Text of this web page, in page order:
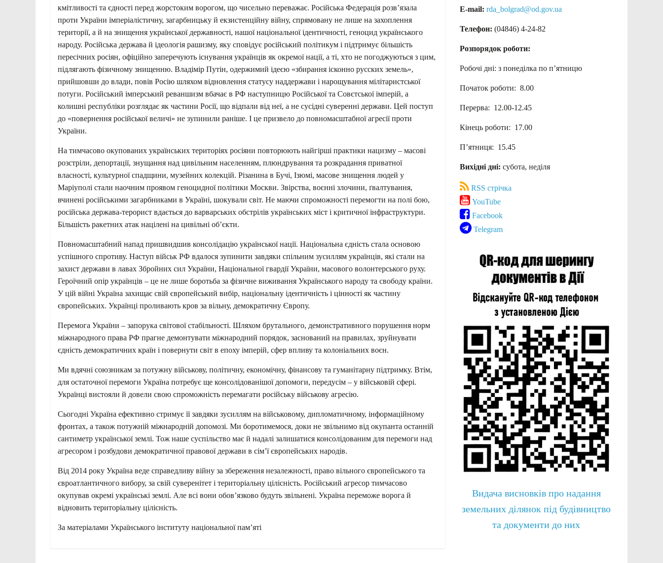
кмітливості та єдності перед жорстоким ворогом, що чисельно переважає. Російська Федерація розв’язала
проти України імперіалістичну, загарбницьку й екзистенційну війну, спрямовану не лише на захоплення
території, а й на знищення української державності, нашої національної ідентичності, геноцид українського
народу. Російська держава й ідеологія рашизму, яку сповідує російський політикум і підтримує більшість
пересічних росіян, офіційно заперечують існування українців як окремої нації, а ті, хто не погоджуються з цим,
підлягають фізичному знищенню. Владімір Путін, одержимий ідеєю «збирання ісконно русских земель»,
прийшовши до влади, повів Росію шляхом відновлення статусу наддержави і нарощування мілітаристської
потуги. Російський імперський реваншизм вбачає в РФ наступницю Російської та Совєтської імперій, а
колишні республіки розглядає як частини Росії, що відпали від неї, а не сусідні суверенні держави. Цей поступ
до «повернення російської величі» не зупинили раніше. І це призвело до повномасштабної агресії проти
України.
На тимчасово окупованих українських територіях росіяни повторюють найгірші практики нацизму – масові
розстріли, депортації, знущання над цивільним населенням, плюндрування та розкрадання приватної
власності, культурної спадщини, музейних колекцій. Різанина в Бучі, Ізюмі, масове знищення людей у
Маріуполі стали наочним проявом геноцидної політики Москви. Звірства, воєнні злочини, ґвалтування,
вчинені російськими загарбниками в Україні, шокували світ. Не маючи спроможності перемогти на полі бою,
російська держава-терорист вдається до варварських обстрілів українських міст і критичної інфраструктури.
Більшість ракетних атак націлені на цивільні об’єкти.
Повномасштабний напад пришвидшив консолідацію української нації. Національна єдність стала основою
успішного спротиву. Наступ військ РФ вдалося зупинити завдяки спільним зусиллям українців, які стали на
захист держави в лавах Збройних сил України, Національної гвардії України, масового волонтерського руху.
Героїчний опір українців – це не лише боротьба за фізичне виживання Українського народу та свободу країни.
У цій війні Україна захищає свій європейський вибір, національну ідентичність і цінності як частину
європейських. Українці проливають кров за вільну, демократичну Європу.
Перемога України – запорука світової стабільності. Шляхом брутального, демонстративного порушення норм
міжнародного права РФ прагне демонтувати міжнародний порядок, заснований на правилах, зруйнувати
єдність демократичних країн і повернути світ в епоху імперій, сфер впливу та колоніальних воєн.
Ми вдячні союзникам за потужну військову, політичну, економічну, фінансову та гуманітарну підтримку. Втім,
для остаточної перемоги Україна потребує ще консолідованішої допомоги, передусім – у військовій сфері.
Українці вистояли й довели свою спроможність перемагати російську військову агресію.
Сьогодні Україна ефективно стримує її завдяки зусиллям на військовому, дипломатичному, інформаційному
фронтах, а також потужній міжнародній допомозі. Ми боротимемося, доки не звільнимо від окупанта останній
сантиметр української землі. Тож наше суспільство має й надалі залишатися консолідованим для перемоги над
агресором і розбудови демократичної правової держави в сім’ї європейських народів.
Від 2014 року Україна веде справедливу війну за збереження незалежності, право вільного європейського та
євроатлантичного вибору, за свій суверенітет і територіальну цілісність. Російський агресор тимчасово
окупував окремі українські землі. Але всі вони обов’язково будуть звільнені. Україна переможе ворога й
відновить територіальну цілісність.
За матеріалами Українського інституту національної пам’яті
E-mail: rda_bolgrad@od.gov.ua
Телефон: (04846) 4-24-82
Розпорядок роботи:
Робочі дні: з понеділка по п’ятницю
Початок роботи: 8.00
Перерва: 12.00-12.45
Кінець роботи: 17.00
П’ятниця: 15.45
Вихідні дні: субота, неділя
RSS стрічка
YouTube
Facebook
Telegram
Видача висновків про надання
земельних ділянок під будівництво
та документи до них